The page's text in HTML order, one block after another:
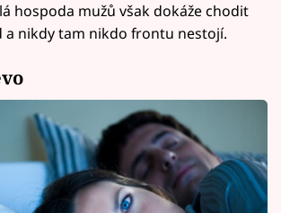
hospoda mužů však dokáže chodit
a nikdy tam nikdo frontu nestojí.